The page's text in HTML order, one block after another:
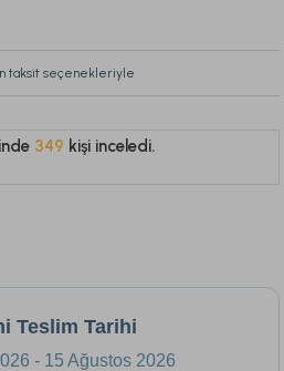
taksit seçenekleriyle
Teslim Tarihi
- 15 Ağustos 2026